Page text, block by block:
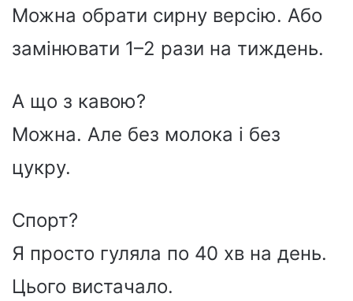
Можна обрати сирну версію. Або
замінювати 1–2 рази на тиждень.
А що з кавою?
Можна. Але без молока і без
цукру.
Спорт?
Я просто гуляла по 40 хв на день.
Цього вистачало.